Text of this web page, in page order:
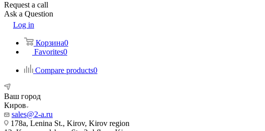
Request a call
Ask a Question
Log in
Корзина0
Favorites0
Compare products0
Ваш город
Киров
sales@2-a.ru
178a, Lenina St., Kirov, Kirov region